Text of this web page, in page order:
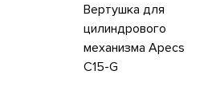
Вертушка для
цилиндрового
механизма Apecs
C15-G